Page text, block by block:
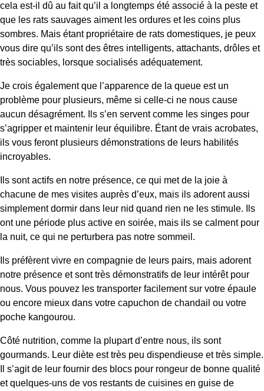
cela est-il dû au fait qu’il a longtemps été associé à la peste et
que les rats sauvages aiment les ordures et les coins plus
sombres. Mais étant propriétaire de rats domestiques, je peux
vous dire qu’ils sont des êtres intelligents, attachants, drôles et
très sociables, lorsque socialisés adéquatement.
Je crois également que l’apparence de la queue est un
problème pour plusieurs, même si celle-ci ne nous cause
aucun désagrément. Ils s’en servent comme les singes pour
s’agripper et maintenir leur équilibre. Étant de vrais acrobates,
ils vous feront plusieurs démonstrations de leurs habilités
incroyables.
Ils sont actifs en notre présence, ce qui met de la joie à
chacune de mes visites auprès d’eux, mais ils adorent aussi
simplement dormir dans leur nid quand rien ne les stimule. Ils
ont une période plus active en soirée, mais ils se calment pour
la nuit, ce qui ne perturbera pas notre sommeil.
Ils préfèrent vivre en compagnie de leurs pairs, mais adorent
notre présence et sont très démonstratifs de leur intérêt pour
nous. Vous pouvez les transporter facilement sur votre épaule
ou encore mieux dans votre capuchon de chandail ou votre
poche kangourou.
Côté nutrition, comme la plupart d’entre nous, ils sont
gourmands. Leur diète est très peu dispendieuse et très simple.
Il s’agit de leur fournir des blocs pour rongeur de bonne qualité
et quelques-uns de vos restants de cuisines en guise de